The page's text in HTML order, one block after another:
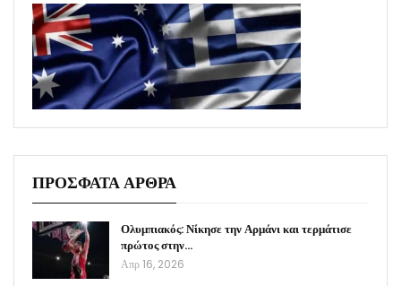
ΠΡΟΣΦΑΤΑ ΑΡΘΡΑ
Ολυμπιακός: Νίκησε την Αρμάνι και τερμάτισε
πρώτος στην…
Απρ 16, 2026